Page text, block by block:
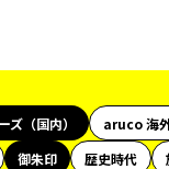
（国内） aruco 海
御朱印 歴史時代